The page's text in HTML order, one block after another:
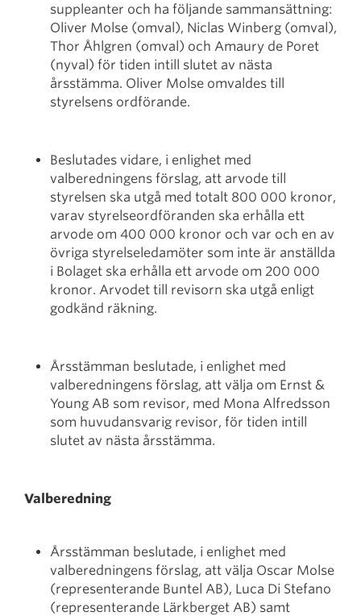
suppleanter och ha följande sammansättning:
Oliver Molse (omval), Niclas Winberg (omval),
Thor Åhlgren (omval) och Amaury de Poret
(nyval) för tiden intill slutet av nästa
årsstämma. Oliver Molse omvaldes till
styrelsens ordförande.
Beslutades vidare, i enlighet med
valberedningens förslag, att arvode till
styrelsen ska utgå med totalt 800 000 kronor,
varav styrelseordföranden ska erhålla ett
arvode om 400 000 kronor och var och en av
övriga styrelseledamöter som inte är anställda
i Bolaget ska erhålla ett arvode om 200 000
kronor. Arvodet till revisorn ska utgå enligt
godkänd räkning.
Årsstämman beslutade, i enlighet med
valberedningens förslag, att välja om Ernst &
Young AB som revisor, med Mona Alfredsson
som huvudansvarig revisor, för tiden intill
slutet av nästa årsstämma.
Valberedning
Årsstämman beslutade, i enlighet med
valberedningens förslag, att välja Oscar Molse
(representerande Buntel AB), Luca Di Stefano
(representerande Lärkberget AB) samt